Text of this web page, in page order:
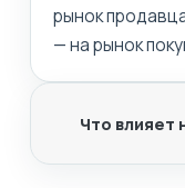
рынок
— на рынок
Что влияет